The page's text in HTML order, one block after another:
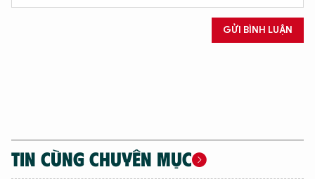
GỬI BÌNH LUẬN
TIN CÙNG CHUYÊN MỤC